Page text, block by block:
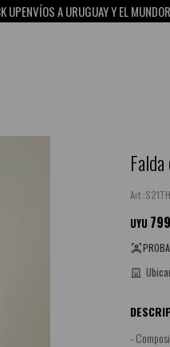
A URUGUAY Y EL MUNDO
UYU 799
-